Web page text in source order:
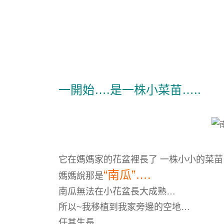
一開始….是一株小菜苗…..
它在媽媽家的花盆裡長了 一株小小的菜
媽媽說那是“南瓜”….
南瓜無法在小花盆長大成熟…
所以~我移植到我家旁邊的空地…